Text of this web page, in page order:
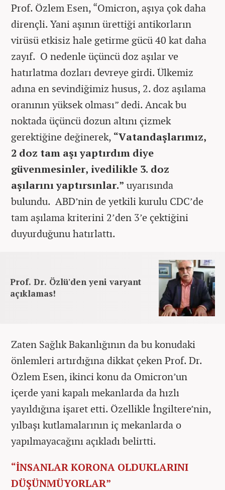
Prof. Özlem Esen, “Omicron, aşıya çok daha
dirençli. Yani aşının ürettiği antikorların
virüsü etkisiz hale getirme gücü 40 kat daha
zayıf. O nedenle üçüncü doz aşılar ve
hatırlatma dozları devreye girdi. Ülkemiz
adına en sevindiğimiz husus, 2. doz aşılama
oranının yüksek olması” dedi. Ancak bu
noktada üçüncü dozun altını çizmek
gerektiğine değinerek, “Vatandaşlarımız,
2 doz tam aşı yaptırdım diye
güvenmesinler, ivedilikle 3. doz
aşılarını yaptırsınlar.” uyarısında
bulundu. ABD’nin de yetkili kurulu CDC’de
tam aşılama kriterini 2’den 3’e çektiğini
duyurduğunu hatırlattı.
Prof. Dr. Özlü'den yeni varyant
açıklamas!
Zaten Sağlık Bakanlığının da bu konudaki
önlemleri artırdığına dikkat çeken Prof. Dr.
Özlem Esen, ikinci konu da Omicron’un
içerde yani kapalı mekanlarda da hızlı
yayıldığına işaret etti. Özellikle İngiltere’nin,
yılbaşı kutlamalarının iç mekanlarda o
yapılmayacağını açıkladı belirtti.
“İNSANLAR KORONA OLDUKLARINI
DÜŞÜNMÜYORLAR”